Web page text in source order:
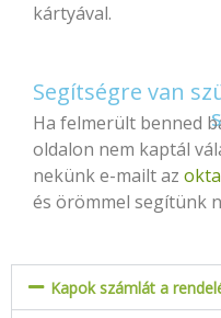
kártyával.
Segítségre van
Ha felmerült benned
oldalon nem kaptál
nekünk e-mailt az
és örömmel segítünk
Kapok számlát a